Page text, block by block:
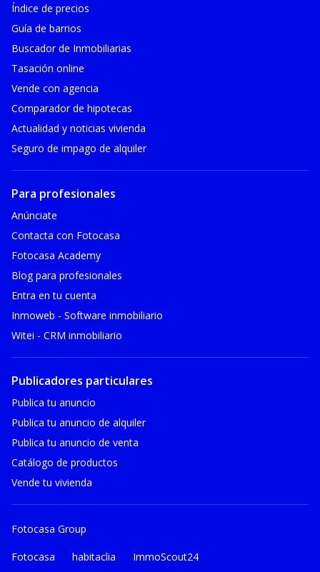
Índice de precios
Guía de barrios
Buscador de Inmobiliarias
Tasación online
Vende con agencia
Comparador de hipotecas
Actualidad y noticias vivienda
Seguro de impago de alquiler
Para profesionales
Anúnciate
Contacta con Fotocasa
Fotocasa Academy
Blog para profesionales
Entra en tu cuenta
Inmoweb - Software inmobiliario
Witei - CRM inmobiliario
Publicadores particulares
Publica tu anuncio
Publica tu anuncio de alquiler
Publica tu anuncio de venta
Catálogo de productos
Vende tu vivienda
Fotocasa Group
Fotocasa habitaclia ImmoScout24